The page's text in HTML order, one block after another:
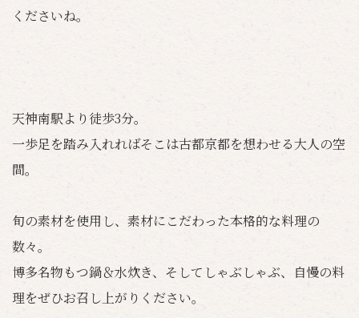
くださいね。
天神南駅より徒歩3分。
一歩足を踏み入れればそこは古都京都を想わせる大人の空
間。
旬の素材を使用し、素材にこだわった本格的な料理の
数々。
博多名物もつ鍋＆水炊き、そしてしゃぶしゃぶ、自慢の料
理をぜひお召し上がりください。